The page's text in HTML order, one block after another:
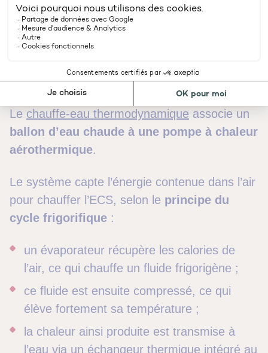
Comment fonctionne un
thermodynamique ?
Le chauffe-eau thermodynamique associe un
ballon d’eau chaude à une pompe à chaleur
aérothermique.
Le système capte l’énergie contenue dans l’air
pour chauffer l’ECS, selon le principe du
cycle frigorifique :
un évaporateur récupère les calories de
l’air, ce qui chauffe un fluide frigorigène ;
ce fluide est ensuite compressé, ce qui
élève fortement sa température ;
la chaleur ainsi produite est transmise à
l’eau via un échangeur thermique intégré au